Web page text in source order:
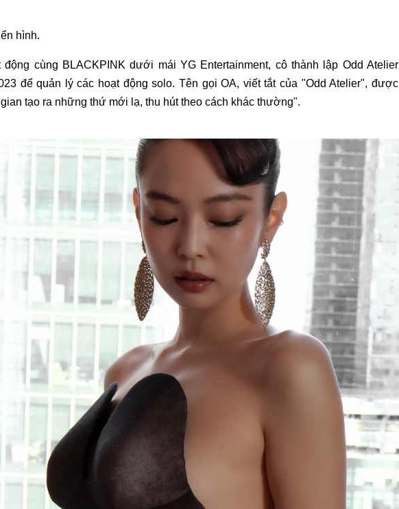
hình.
động cùng BLACKPINK dưới mái YG Entertainment, cô thành lập Odd Atelier
để quản lý các hoạt động solo. Tên gọi OA, viết tắt của "Odd Atelier", được
tạo ra những thứ mới lạ, thu hút theo cách khác thường".